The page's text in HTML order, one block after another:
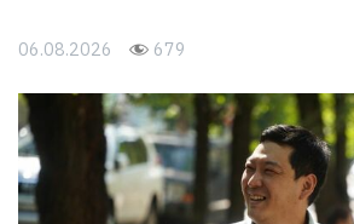
06.08.2026 679